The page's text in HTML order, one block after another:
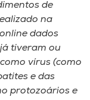
de
na
dados
tiveram ou
vírus (como
e das
protozoários e